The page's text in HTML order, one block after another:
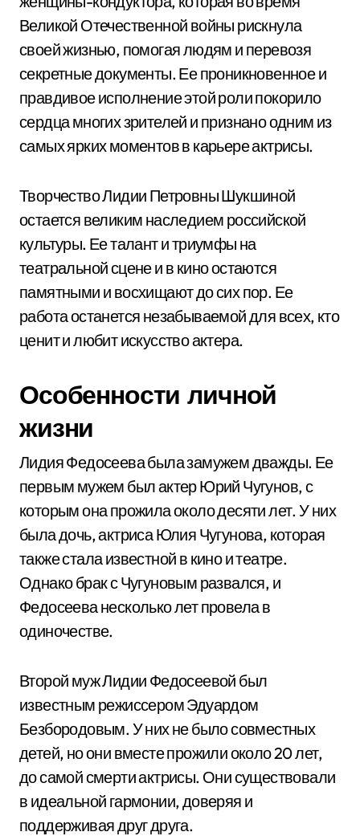
Великой Отечественной войны рискнула
своей жизнью, помогая людям и перевозя
секретные документы. Ее проникновенное и
правдивое исполнение этой роли покорило
сердца многих зрителей и признано одним из
самых ярких моментов в карьере актрисы.
Творчество Лидии Петровны Шукшиной
остается великим наследием российской
культуры. Ее талант и триумфы на
театральной сцене и в кино остаются
памятными и восхищают до сих пор. Ее
работа останется незабываемой для всех, кто
ценит и любит искусство актера.
Особенности личной
жизни
Лидия Федосеева была замужем дважды. Ее
первым мужем был актер Юрий Чугунов, с
которым она прожила около десяти лет. У них
была дочь, актриса Юлия Чугунова, которая
также стала известной в кино и театре.
Однако брак с Чугуновым развался, и
Федосеева несколько лет провела в
одиночестве.
Второй муж Лидии Федосеевой был
известным режиссером Эдуардом
Безбородовым. У них не было совместных
детей, но они вместе прожили около 20 лет,
до самой смерти актрисы. Они существовали
в идеальной гармонии, доверяя и
поддерживая друг друга.